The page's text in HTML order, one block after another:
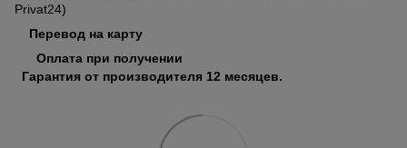
Privat24)
Перевод на карту
Оплата при получении
Гарантия от производителя 12 месяцев.